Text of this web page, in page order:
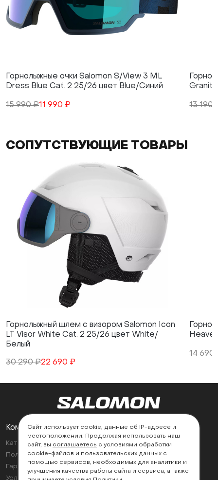
Горнолыжные очки Salomon S/View 3 ML
Dress Blue Cat. 2 25/26 цвет Blue/Синий
15 990 ₽11 990 ₽ 13 190
СОПУТСТВУЮЩИЕ ТОВАРЫ
Горнолыжный шлем с визором Salomon Icon
LT Visor White Cat. 2 25/26 цвет White/
Белый
30 290 ₽22 690 ₽
14 690
Компания
Каталог
Политика возврата
Гарантии
Условия эксплуатации
Поддержка
Контакты
Найти магазин
Сайт использует cookie, данные об IP-адресе и
местоположении. Продолжая использовать наш
сайт, вы соглашаетесь с условиями обработки
cookie-файлов и пользовательских данных с
помощью сервисов, необходимых для аналитики и
улучшения качества работы сайта и сервиса, а также